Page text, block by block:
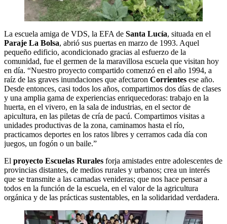
La escuela amiga de VDS, la EFA de Santa Lucía, situada en el
Paraje La Bolsa, abrió sus puertas en marzo de 1993. Aquel
pequeño edificio, acondicionado gracias al esfuerzo de la
comunidad, fue el germen de la maravillosa escuela que visitan hoy
en día. “Nuestro proyecto compartido comenzó en el año 1994, a
raíz de las graves inundaciones que afectaron Corrientes ese año.
Desde entonces, casi todos los años, compartimos dos días de clases
y una amplia gama de experiencias enriquecedoras: trabajo en la
huerta, en el vivero, en la sala de industrias, en el sector de
apicultura, en las piletas de cría de pacú. Compartimos visitas a
unidades productivas de la zona, caminamos hasta el río,
practicamos deportes en los ratos libres y cerramos cada día con
juegos, un fogón o un baile.”
El proyecto Escuelas Rurales forja amistades entre adolescentes de
provincias distantes, de medios rurales y urbanos; crea un interés
que se transmite a las camadas venideras; que nos hace pensar a
todos en la función de la escuela, en el valor de la agricultura
orgánica y de las prácticas sustentables, en la solidaridad verdadera.